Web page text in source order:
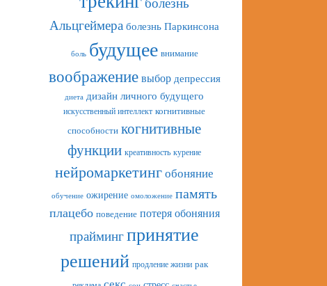
болезнь
Альцгеймера болезнь Паркинсона
боль будущее внимание
воображение выбор депрессия
диета дизайн личного будущего
искусственный интеллект когнитивные
способности когнитивные
функции креативность курение
нейромаркетинг обоняние
обучение ожирение омоложение память
плацебо поведение потеря обоняния
праймингпринятие
решений продление жизни рак